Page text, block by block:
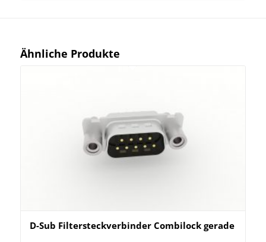
Ähnliche Produkte
D-Sub Filtersteckverbinder Combilock gerade